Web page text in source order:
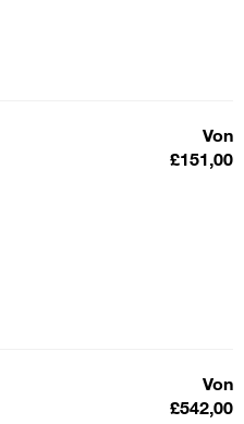
Von
£151,00
Von
£542,00